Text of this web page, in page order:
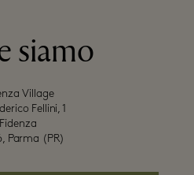
siamo
Village
Fellini, 1
Fidenza
Parma (PR)